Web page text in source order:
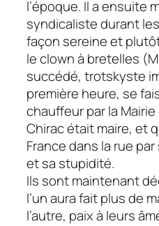
l’époque. Il a ensuite
syndicaliste durant
façon sereine et
le clown à bretelles
succédé, trotskyste
première heure, se
chauffeur par la
Chirac était maire, et
France dans la rue
et sa stupidité.
Ils sont maintenant
l’un aura fait plus de
l’autre, paix à leurs